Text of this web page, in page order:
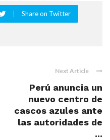
Share on Twitter
Next Article
Perú anuncia un
nuevo centro de
cascos azules ante
las autoridades de
...